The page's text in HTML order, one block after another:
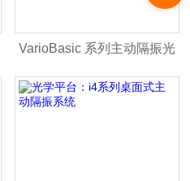
VarioBasic 系列主动隔振光
学平台